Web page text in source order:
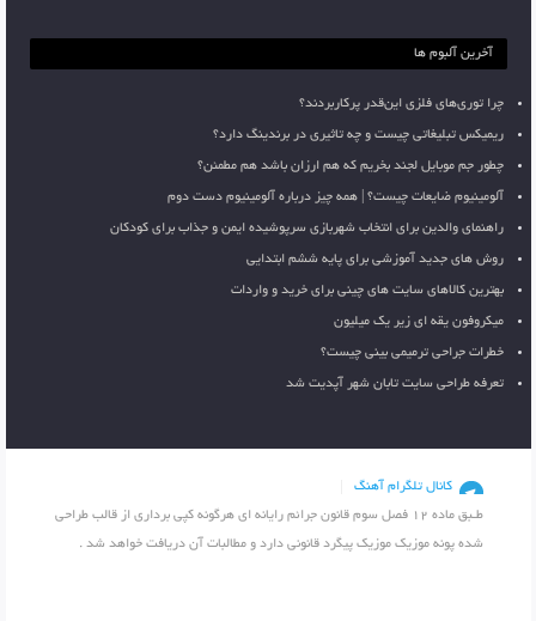
آخرین آلبوم ها
چرا توری‌های فلزی این‌قدر پرکاربردند؟
ریمیکس تبلیغاتی چیست و چه تاثیری در برندینگ دارد؟
چطور جم موبایل لجند بخریم که هم ارزان باشد هم مطمئن؟
آلومینیوم ضایعات چیست؟ | همه چیز درباره آلومینیوم دست دوم
راهنمای والدین برای انتخاب شهربازی سرپوشیده ایمن و جذاب برای کودکان
روش های جدید آموزشی برای پایه ششم ابتدایی
بهترین کالاهای سایت های چینی برای خرید و واردات
میکروفون یقه ای زیر یک میلیون
خطرات جراحی ترمیمی بینی چیست؟
تعرفه طراحی سایت تابان شهر آپدیت شد
کانال تلگرام آهنگ
طـبق ماده 12 فصل سوم قانون جرائم رایانه ای هرگونه کپی برداری از قالب طراحی
شده پونه موزیک موزیک پیگرد قانونی دارد و مطالبات آن دریافت خواهد شد .